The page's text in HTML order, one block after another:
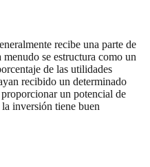
recibe una parte de
se estructura como un
de las utilidades
recibido un determinado
un potencial de
inversión tiene buen